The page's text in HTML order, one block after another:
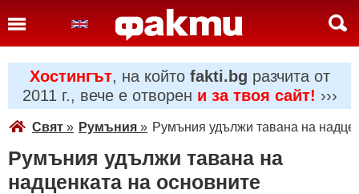
Хостингът, на който fakti.bg разчита от
2011 г., вече е отворен и за твоя сайт! ›››
Свят » Румъния » Румъния удължи тавана на
Румъния удължи тавана на
надценката на основните